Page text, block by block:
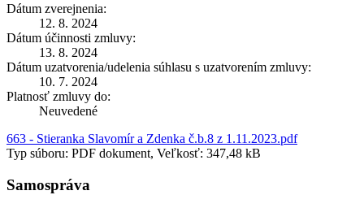
Dátum zverejnenia:
12. 8. 2024
Dátum účinnosti zmluvy:
13. 8. 2024
Dátum uzatvorenia/udelenia súhlasu s uzatvorením zmluvy:
10. 7. 2024
Platnosť zmluvy do:
Neuvedené
663 - Stieranka Slavomír a Zdenka č.b.8 z 1.11.2023.pdf
Typ súboru: PDF dokument, Veľkosť: 347,48 kB
Samospráva